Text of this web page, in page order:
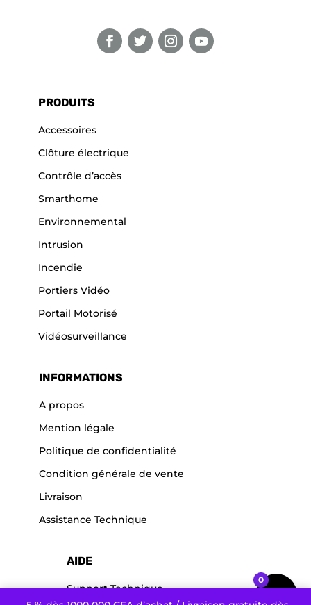
PRODUITS
Accessoires
Clôture électrique
Contrôle d’accès
Smarthome
Environnemental
Intrusion
Incendie
Portiers Vidéo
Portail Motorisé
Vidéosurveillance
INFORMATIONS
A propos
Mention légale
Politique de confidentialité
Condition générale de vente
Livraison
Assistance Technique
AIDE
Support Technique
0